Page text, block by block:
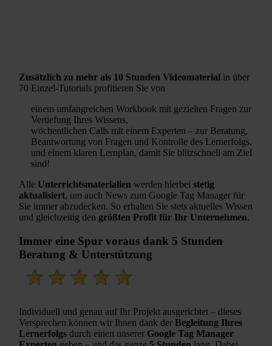
Zusätzlich zu mehr als 10 Stunden Videomaterialin über
70 Einzel-Tutorials profitieren Sie von
einem umfangreichen Workbook mit gezielten Fragen zur
Vertiefung Ihres Wissens,
wöchentlichen Calls mit einem Experten – zur Beratung,
Beantwortung von Fragen und Kontrolle des Lernerfolgs,
und einem klaren Lernplan, damit Sie blitzschnell am Ziel
sind!
Alle Unterrichtsmaterialien werden hierbei stetig
aktualisiert, um auch News zum Google Tag Manager für
Sie immer abzudecken. So erhalten Sie stets aktuelles Wissen
und gleichzeitig den größten Profit für Ihr Unternehmen.
Immer eine Spur voraus dank 5 Stunden
Beratung & Unterstützung
Individuell und genau auf Ihr Projekt ausgerichtet – dieses
Versprechen können wir Ihnen dank der Begleitung Ihres
Lernerfolgsdurch einen unserer Google Tag Manager